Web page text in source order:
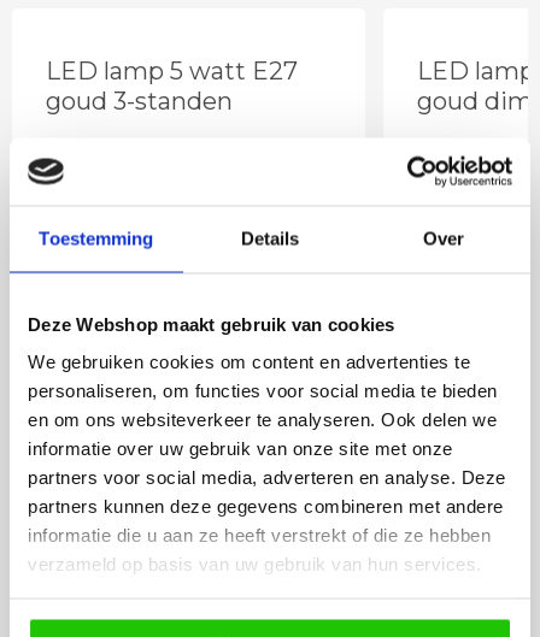
Toestemming Details Over
Deze Webshop maakt gebruik van cookies
We gebruiken cookies om content en advertenties te
personaliseren, om functies voor social media te bieden
en om ons websiteverkeer te analyseren. Ook delen we
informatie over uw gebruik van onze site met onze
partners voor social media, adverteren en analyse. Deze
partners kunnen deze gegevens combineren met andere
informatie die u aan ze heeft verstrekt of die ze hebben
verzameld op basis van uw gebruik van hun services.
LED lamp 5 watt E27
goud 3-standen
22
Meebestellen
LED
goud